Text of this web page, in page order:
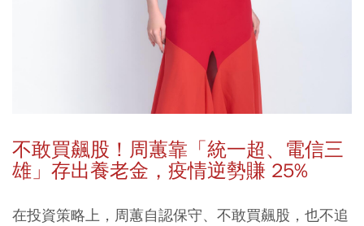
不敢買飆股 ！周蕙靠「統一超、電信三
雄」存出養老金，疫情逆勢賺 25%
在投資策略上，周蕙自認保守、不敢買飆股，也不追